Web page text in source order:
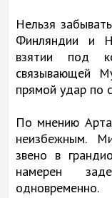
Нельзя
Финляндии и
взятии под
связывающей
прямой удар по
По мнению
неизбежным.
звено в
намерен
одновременно.